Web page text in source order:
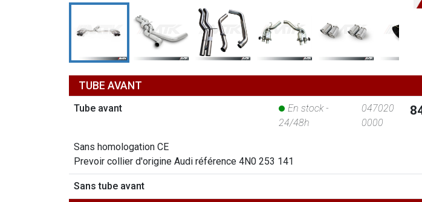
TUBE AVANT
Tube avant
En stock -
24/48h
047020
0000
Sans homologation CE
Prevoir collier d'origine Audi référence 4N0 253 141
Sans tube avant